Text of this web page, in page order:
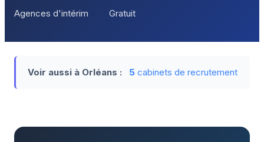
Agences d'intérim Gratuit
Voir aussi à Orléans : 5 cabinets de recrutement